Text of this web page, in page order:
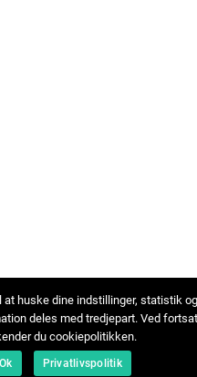
huske dine indstillinger, statistik
deles med tredjepart. Ved
du cookiepolitikken.
Ok Privatlivspolitik